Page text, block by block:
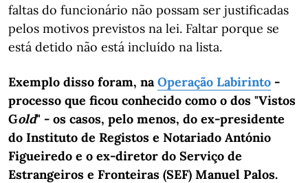
faltas do funcionário não possam ser justificadas
pelos motivos previstos na lei. Faltar porque se
está detido não está incluído na lista.
Exemplo disso foram, naOperação Labirinto -
processo que ficou conhecido como o dos "Vistos
Gold" - os casos, pelo menos, do ex-presidente
do Instituto de Registos e Notariado António
Figueiredo e o ex-diretor do Serviço de
Estrangeiros e Fronteiras (SEF) Manuel Palos.